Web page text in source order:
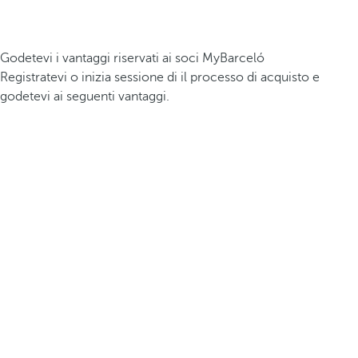
Godetevi i vantaggi riservati ai soci MyBarceló
Registratevi o inizia sessione di il processo di acquisto e
godetevi ai seguenti vantaggi.